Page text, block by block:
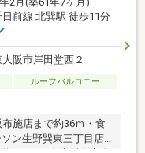
前線 北巽駅 徒歩11分
阪市岸田堂西２
ルーフバルコニー
施店まで約36ｍ・食
ン生野巽東三丁目店